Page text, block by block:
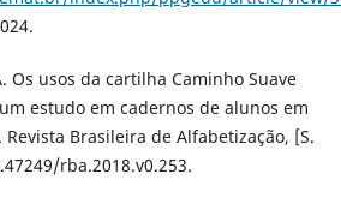
Os usos da cartilha Caminho Suave
estudo em cadernos de alunos em
Brasileira de Alfabetização, [S.
rba.2018.v0.253.